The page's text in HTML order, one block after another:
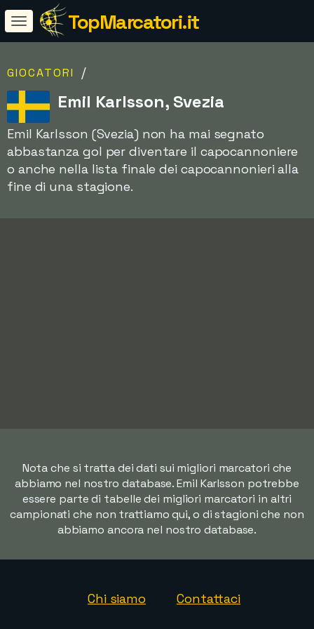
TopMarcatori.it
GIOCATORI /
Emil Karlsson, Svezia
Emil Karlsson (Svezia) non ha mai segnato
abbastanza gol per diventare il capocannoniere
o anche nella lista finale dei capocannonieri alla
fine di una stagione.
Nota che si tratta dei dati sui migliori marcatori che
abbiamo nel nostro database. Emil Karlsson potrebbe
essere parte di tabelle dei migliori marcatori in altri
campionati che non trattiamo qui, o di stagioni che non
abbiamo ancora nel nostro database.
Chi siamo Contattaci